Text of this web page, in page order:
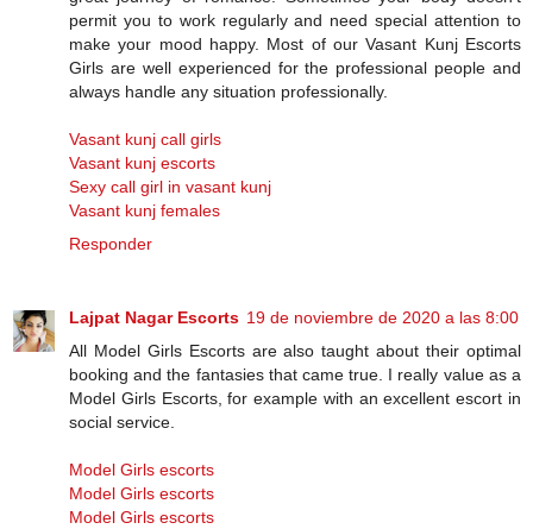
permit you to work regularly and need special attention to
make your mood happy. Most of our Vasant Kunj Escorts
Girls are well experienced for the professional people and
always handle any situation professionally.
Vasant kunj call girls
Vasant kunj escorts
Sexy call girl in vasant kunj
Vasant kunj females
Responder
Lajpat Nagar Escorts 19 de noviembre de 2020 a las 8:00
All Model Girls Escorts are also taught about their optimal
booking and the fantasies that came true. I really value as a
Model Girls Escorts, for example with an excellent escort in
social service.
Model Girls escorts
Model Girls escorts
Model Girls escorts